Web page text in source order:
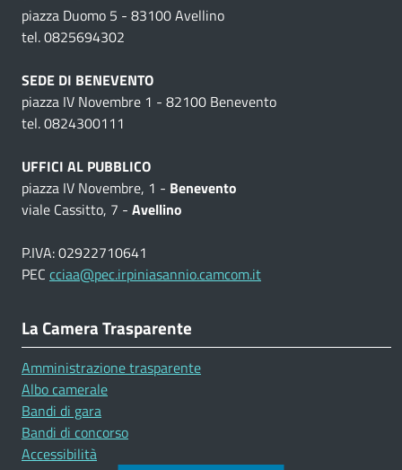
piazza Duomo 5 - 83100 Avellino
tel. 0825694302
SEDE DI BENEVENTO
piazza IV Novembre 1 - 82100 Benevento
tel. 0824300111
UFFICI AL PUBBLICO
piazza IV Novembre, 1 - Benevento
viale Cassitto, 7 - Avellino
P.IVA: 02922710641
PEC cciaa@pec.irpiniasannio.camcom.it
La Camera Trasparente
Amministrazione trasparente
Albo camerale
Bandi di gara
Bandi di concorso
Accessibilità